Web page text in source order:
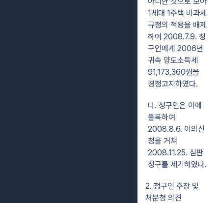
1세대 1주택 비과세
규정의 적용을 배제
하여 2008.7.9. 청
구인에게 2006년
귀속 양도소득세
91,173,360원을
경정고지하였다.
다. 청구인은 이에
불복하여
2008.8.6. 이의신
청을 거쳐
2008.11.25. 심판
청구를 제기하였다.
2. 청구인 주장 및
처분청 의견